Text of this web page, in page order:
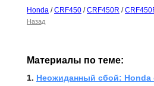
Honda /CRF450 /CRF450R /
Назад
Материалы по теме:
1. Неожиданный сбой: Honda